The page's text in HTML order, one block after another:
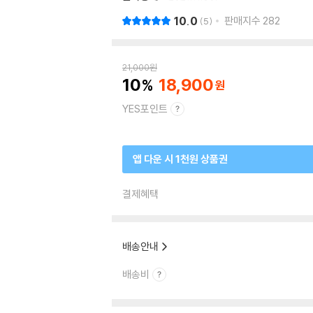
10.0 5 판매지수 282
21,000원
10 18,900
YES포인트
앱 다운 시 1천원 상품권
결제혜택
배송안내
배송비